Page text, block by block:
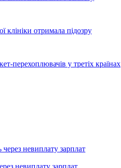
клініки отримала підозру
перехоплювачів у третіх країнах
невиплату зарплат